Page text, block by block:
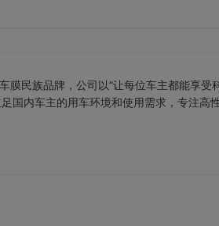
膜民族品牌，公司以“让每位车主都能享受
国内车主的用车环境和使用需求，专注高